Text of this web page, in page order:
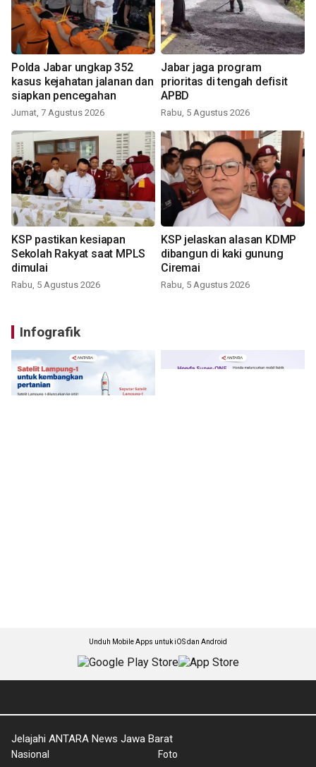
Polda Jabar ungkap 352
kasus kejahatan jalanan dan
siapkan pencegahan
Jumat, 7 Agustus 2026
Jabar jaga program
prioritas di tengah defisit
APBD
Rabu, 5 Agustus 2026
KSP pastikan kesiapan
Sekolah Rakyat saat MPLS
dimulai
Rabu, 5 Agustus 2026
KSP jelaskan alasan KDMP
dibangun di kaki gunung
Ciremai
Rabu, 5 Agustus 2026
Infografik
Unduh Mobile Apps untuk iOS dan Android
Jelajahi ANTARA News Jawa Barat
Nasional Foto